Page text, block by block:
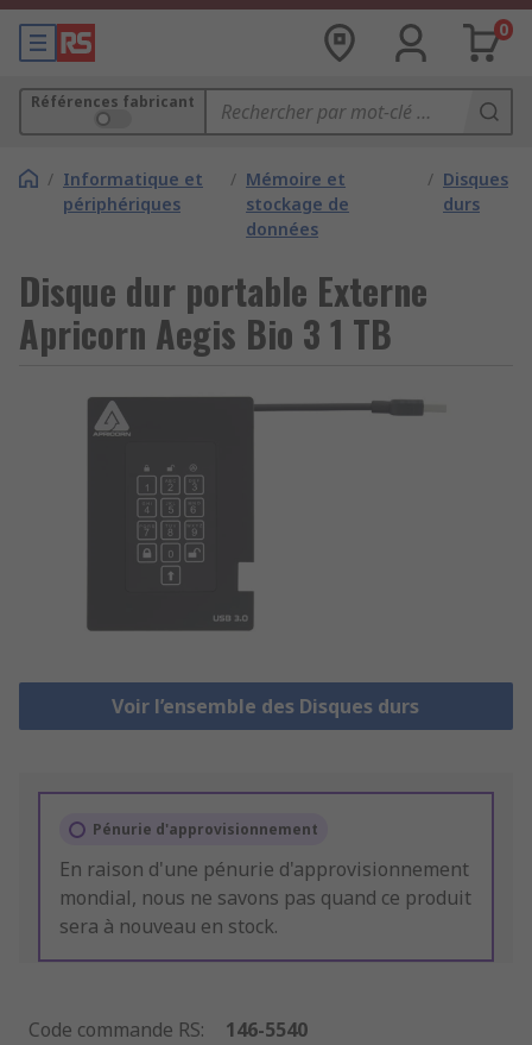
0
Références fabricant
/ Informatique et
périphériques
/ Mémoire et
stockage de
données
/ Disques
durs
Disque dur portable Externe
Apricorn Aegis Bio 3 1 TB
Voir l’ensemble des Disques durs
Pénurie d'approvisionnement
En raison d'une pénurie d'approvisionnement
mondial, nous ne savons pas quand ce produit
sera à nouveau en stock.
Code commande RS:
146-5540